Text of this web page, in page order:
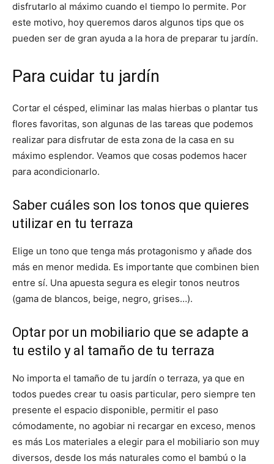
disfrutarlo al máximo cuando el tiempo lo permite. Por
este motivo, hoy queremos daros algunos tips que os
pueden ser de gran ayuda a la hora de preparar tu jardín.
Para cuidar tu jardín
Cortar el césped, eliminar las malas hierbas o plantar tus
flores favoritas, son algunas de las tareas que podemos
realizar para disfrutar de esta zona de la casa en su
máximo esplendor. Veamos que cosas podemos hacer
para acondicionarlo.
Saber cuáles son los tonos que quieres
utilizar en tu terraza
Elige un tono que tenga más protagonismo y añade dos
más en menor medida. Es importante que combinen bien
entre sí. Una apuesta segura es elegir tonos neutros
(gama de blancos, beige, negro, grises…).
Optar por un mobiliario que se adapte a
tu estilo y al tamaño de tu terraza
No importa el tamaño de tu jardín o terraza, ya que en
todos puedes crear tu oasis particular, pero siempre ten
presente el espacio disponible, permitir el paso
cómodamente, no agobiar ni recargar en exceso, menos
es más Los materiales a elegir para el mobiliario son muy
diversos, desde los más naturales como el bambú o la